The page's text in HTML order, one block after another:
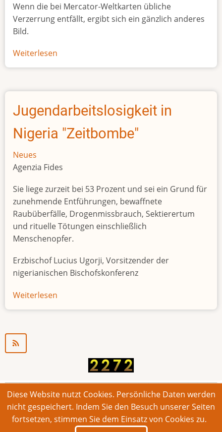
Wenn die bei Mercator-Weltkarten übliche
Verzerrung entfällt, ergibt sich ein gänzlich anderes
Bild.
Weiterlesen
Afrikas
Größe
Jugendarbeitslosigkeit in
Nigeria "Zeitbombe"
Neues
Agenzia Fides
Sie liege zurzeit bei 53 Prozent und sei ein Grund für
zunehmende Entführungen, bewaffnete
Raubüberfälle, Drogenmissbrauch, Sektierertum
und rituelle Tötungen einschließlich
Menschenopfer.
Erzbischof Lucius Ugorji, Vorsitzender der
nigerianischen Bischofskonferenz
Weiterlesen
Jugendarbeitslosigkeit
© 2026 Bonner Aufruf. Alle Rechte vorbehalten.
Footer
Impressum Kontakt Intern
Diese Website nutzt Cookies. Persönliche Daten werden
nicht gespeichert. Indem Sie den Besuch unserer Seiten
fortsetzen, stimmen Sie dem Einsatz von Cookies zu.